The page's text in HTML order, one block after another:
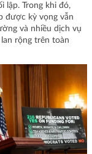
lập. Trong khi đó,
được kỳ vọng vẫn
và nhiều dịch vụ
rộng trên toàn